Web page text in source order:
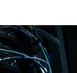
Comercial